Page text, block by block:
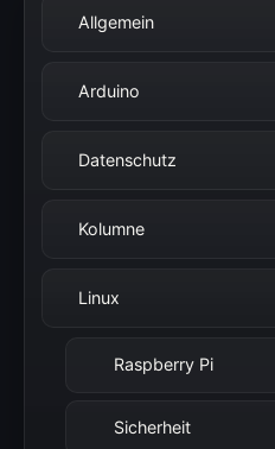
Allgemein
Arduino
Datenschutz
Kolumne
Linux
Raspberry Pi
Sicherheit